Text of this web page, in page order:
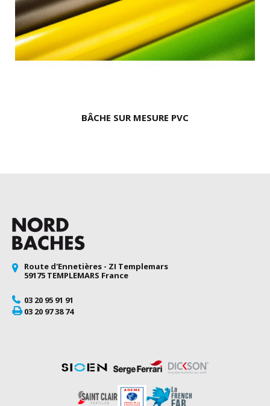
BÂCHE SUR MESURE PVC
Route d'Ennetières - ZI Templemars
59175 TEMPLEMARS France
03 20 95 91 91
03 20 97 38 74